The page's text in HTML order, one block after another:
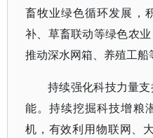
畜牧业绿色循环发展，
补、草畜联动等绿色农
推动深水网箱、养殖工船
持续强化科技力量
能。持续挖掘科技增粮
机，有效利用物联网、